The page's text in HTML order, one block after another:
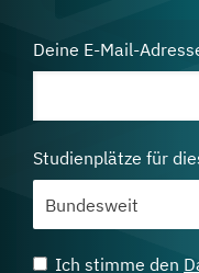
Deine E-Mail-
Studienplätze für
Ich stimme den